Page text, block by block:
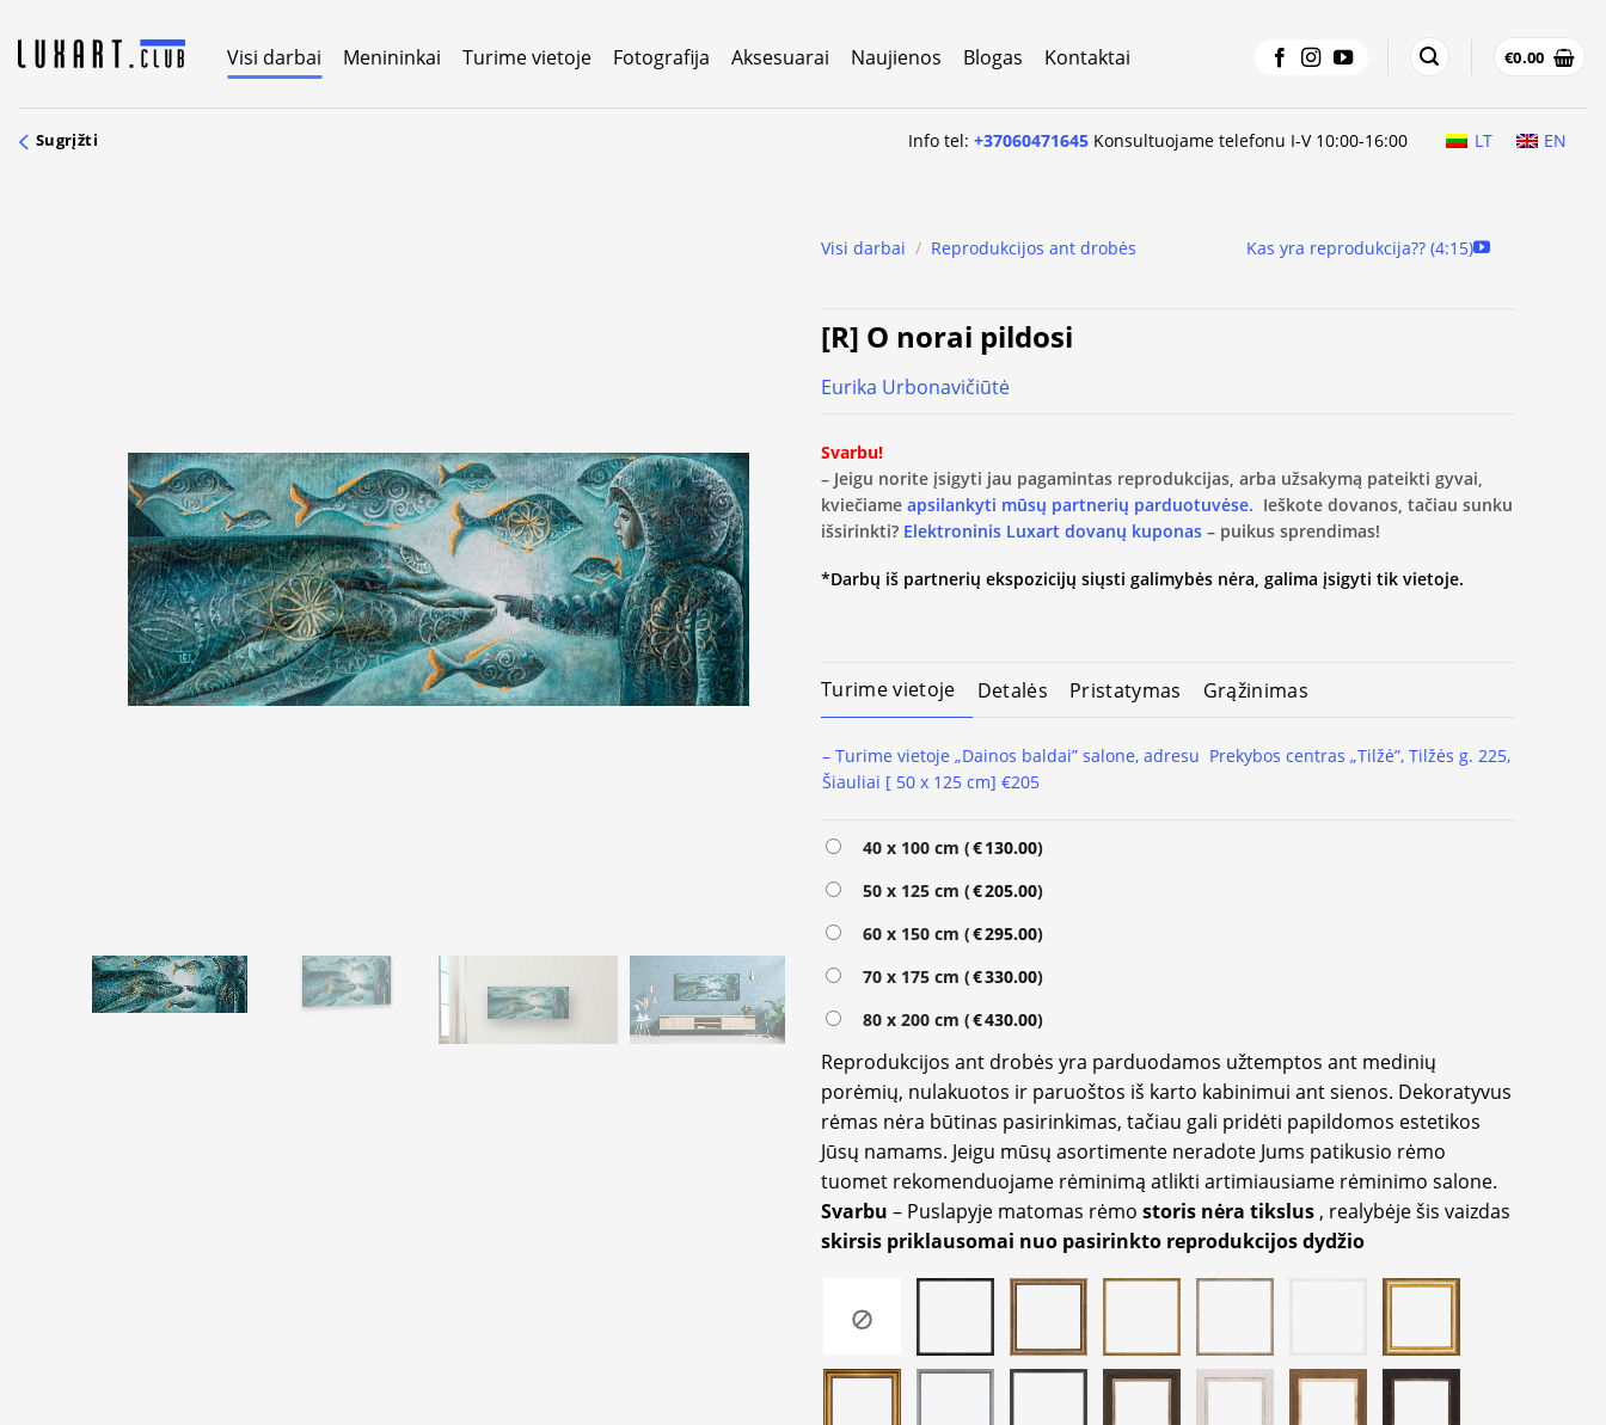
content
Visi darbai Menininkai Turime vietoje Fotografija Aksesuarai Naujienos Blogas Kontaktai €0.00
Sugrįžti Info tel:+37060471645 Konsultuojame telefonu I-V 10:00-16:00 LT EN
Visi darbai / Reprodukcijos ant drobės Kas yra reprodukcija?? (4:15)
[R] O norai pildosi
Eurika Urbonavičiūtė
Svarbu!
– Jeigu norite įsigyti jau pagamintas reprodukcijas, arba užsakymą pateikti gyvai,
kviečiame apsilankyti mūsų partnerių parduotuvėse. Ieškote dovanos, tačiau sunku
išsirinkti? Elektroninis Luxart dovanų kuponas – puikus sprendimas!
*Darbų iš partnerių ekspozicijų siųsti galimybės nėra, galima įsigyti tik vietoje.
Turime vietoje Detalės Pristatymas Grąžinimas
– Turime vietoje „Dainos baldai” salone, adresu Prekybos centras „Tilžė”, Tilžės g. 225,
Šiauliai [ 50 x 125 cm] €205
40 x 100 cm (€130.00)
50 x 125 cm (€205.00)
60 x 150 cm (€295.00)
70 x 175 cm (€330.00)
80 x 200 cm (€430.00)
Reprodukcijos ant drobės yra parduodamos užtemptos ant medinių
porėmių, nulakuotos ir paruoštos iš karto kabinimui ant sienos. Dekoratyvus
rėmas nėra būtinas pasirinkimas, tačiau gali pridėti papildomos estetikos
Jūsų namams. Jeigu mūsų asortimente neradote Jums patikusio rėmo
tuomet rekomenduojame rėminimą atlikti artimiausiame rėminimo salone.
Svarbu – Puslapyje matomas rėmo storis nėra tikslus , realybėje šis vaizdas
skirsis priklausomai nuo pasirinkto reprodukcijos dydžio
Alternative: